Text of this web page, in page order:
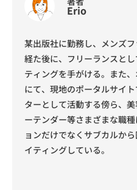
Erio
某出版社に勤務し、メンズ
経た後に、フリーランスと
ティングを手がける。また
にて、現地のポータルサイ
ターとして活動する傍ら、
ーテンダー等さまざまな職
ョンだけでなくサブカルか
イティングしている。